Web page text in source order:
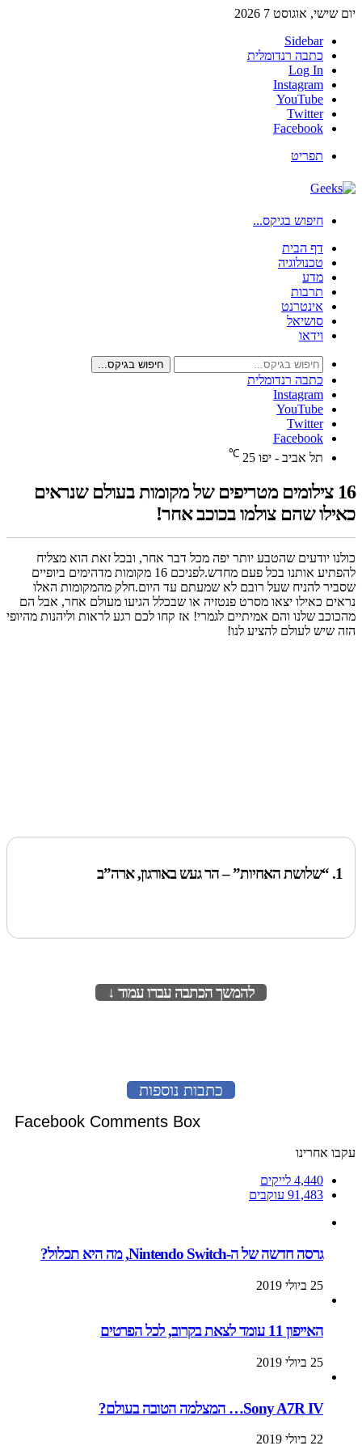
יום שישי, אוגוסט 7 2026
Sidebar
כתבה רנדומלית
Log In
Instagram
YouTube
Twitter
Facebook
תפריט
חיפוש בגיקס...
דף הבית
טכנולוגיה
מדע
תרבות
אינטרנט
סושיאל
וידאו
חיפוש בגיקס...
כתבה רנדומלית
Instagram
YouTube
Twitter
Facebook
תל אביב - יפו 25
℃
16 צילומים מטריפים של מקומות בעולם שנראים
כאילו שהם צולמו בכוכב אחר!
כולנו יודעים שהטבע יותר יפה מכל דבר אחר, ובכל זאת הוא מצליח
להפתיע אותנו בכל פעם מחדש.לפניכם 16 מקומות מדהימים ביופיים
שסביר להניח שעל רובם לא שמעתם עד היום.חלק מהמקומות האלו
נראים כאילו יצאו מסרט פנטזיה או שבכלל הגיעו מעולם אחר, אבל הם
מהכוכב שלנו והם אמיתיים לגמרי! אז קחו לכם רגע לראות וליהנות מהיופי
הזה שיש לעולם להציע לנו!
1. “שלושת האחיות” – הר געש באורגון, ארה”ב
להמשך הכתבה עברו עמוד ↓
כתבות נוספות
Facebook Comments Box
עקבו אחרינו
4,440 לייקים
91,483 עוקבים
גרסה חדשה של ה-Nintendo Switch, מה היא תכלול?
25 ביולי 2019
האייפון 11 עומד לצאת בקרוב, לכל הפרטים
25 ביולי 2019
Sony A7R IV… המצלמה הטובה בעולם?
22 ביולי 2019